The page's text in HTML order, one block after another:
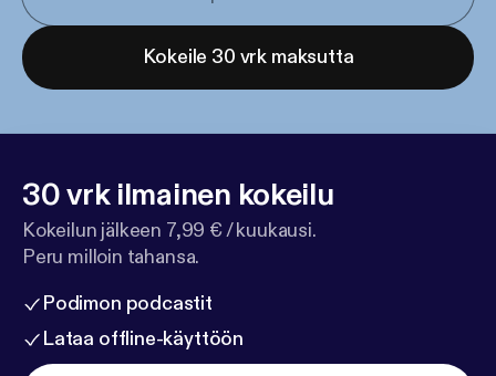
Kokeile 30 vrk maksutta
30 vrk ilmainen kokeilu
Kokeilun jälkeen 7,99 € / kuukausi.
Peru milloin tahansa.
Podimon podcastit
Lataa offline-käyttöön